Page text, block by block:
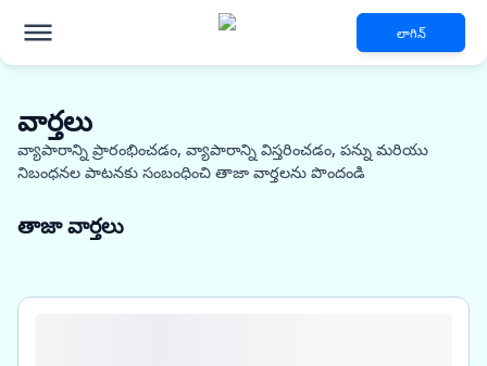
లాగిన్
వార్తలు
వ్యాపారాన్ని ప్రారంభించడం, వ్యాపారాన్ని విస్తరించడం, పన్ను మరియు
నిబంధనల పాటనకు సంబంధించి తాజా వార్తలను పొందండి
తాజా వార్తలు